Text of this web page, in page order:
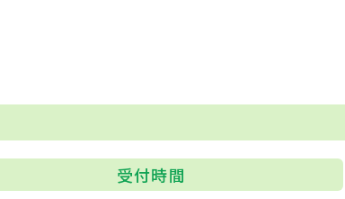
受付時間